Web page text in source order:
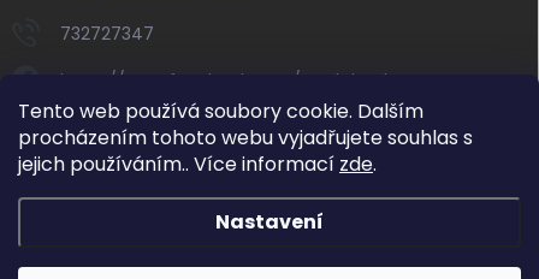
Tento web používá soubory cookie. Dalším
procházením tohoto webu vyjadřujete souhlas s
jejich používáním.. Více informací zde.
Nastavení
Dovolená 31. 7.–8. 8. 2026: e-shop zůstává v
období omezená. Standardní vyřizování
732727347
https://www.facebook.com/trackdayshop
trackdayshop
732727347